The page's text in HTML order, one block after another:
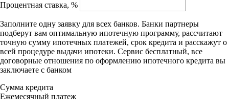
Процентная ставка, %
Заполните одну заявку для всех банков. Банки партнеры
подберут вам оптимальную ипотечную программу, рассчитают
точную сумму ипотечных платежей, срок кредита и расскажут о
всей процедуре выдачи ипотеки. Сервис бесплатный, все
договорные отношения по оформлению ипотечного кредита вы
заключаете с банком
Сумма кредита
Ежемесячный платеж